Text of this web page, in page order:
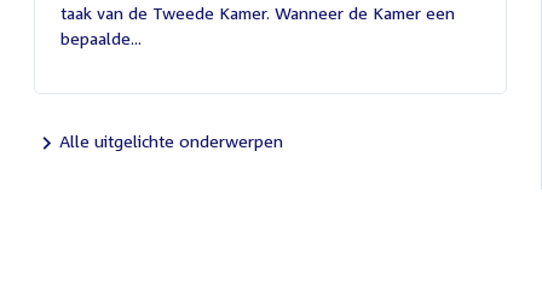
2026
taak van de Tweede Kamer. Wanneer de Kamer een
bepaalde...
Alle uitgelichte onderwerpen